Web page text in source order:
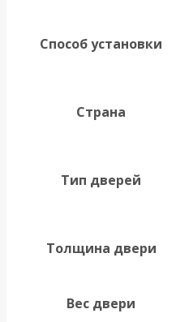
Способ установки
Страна
Тип дверей
Толщина двери
Вес двери